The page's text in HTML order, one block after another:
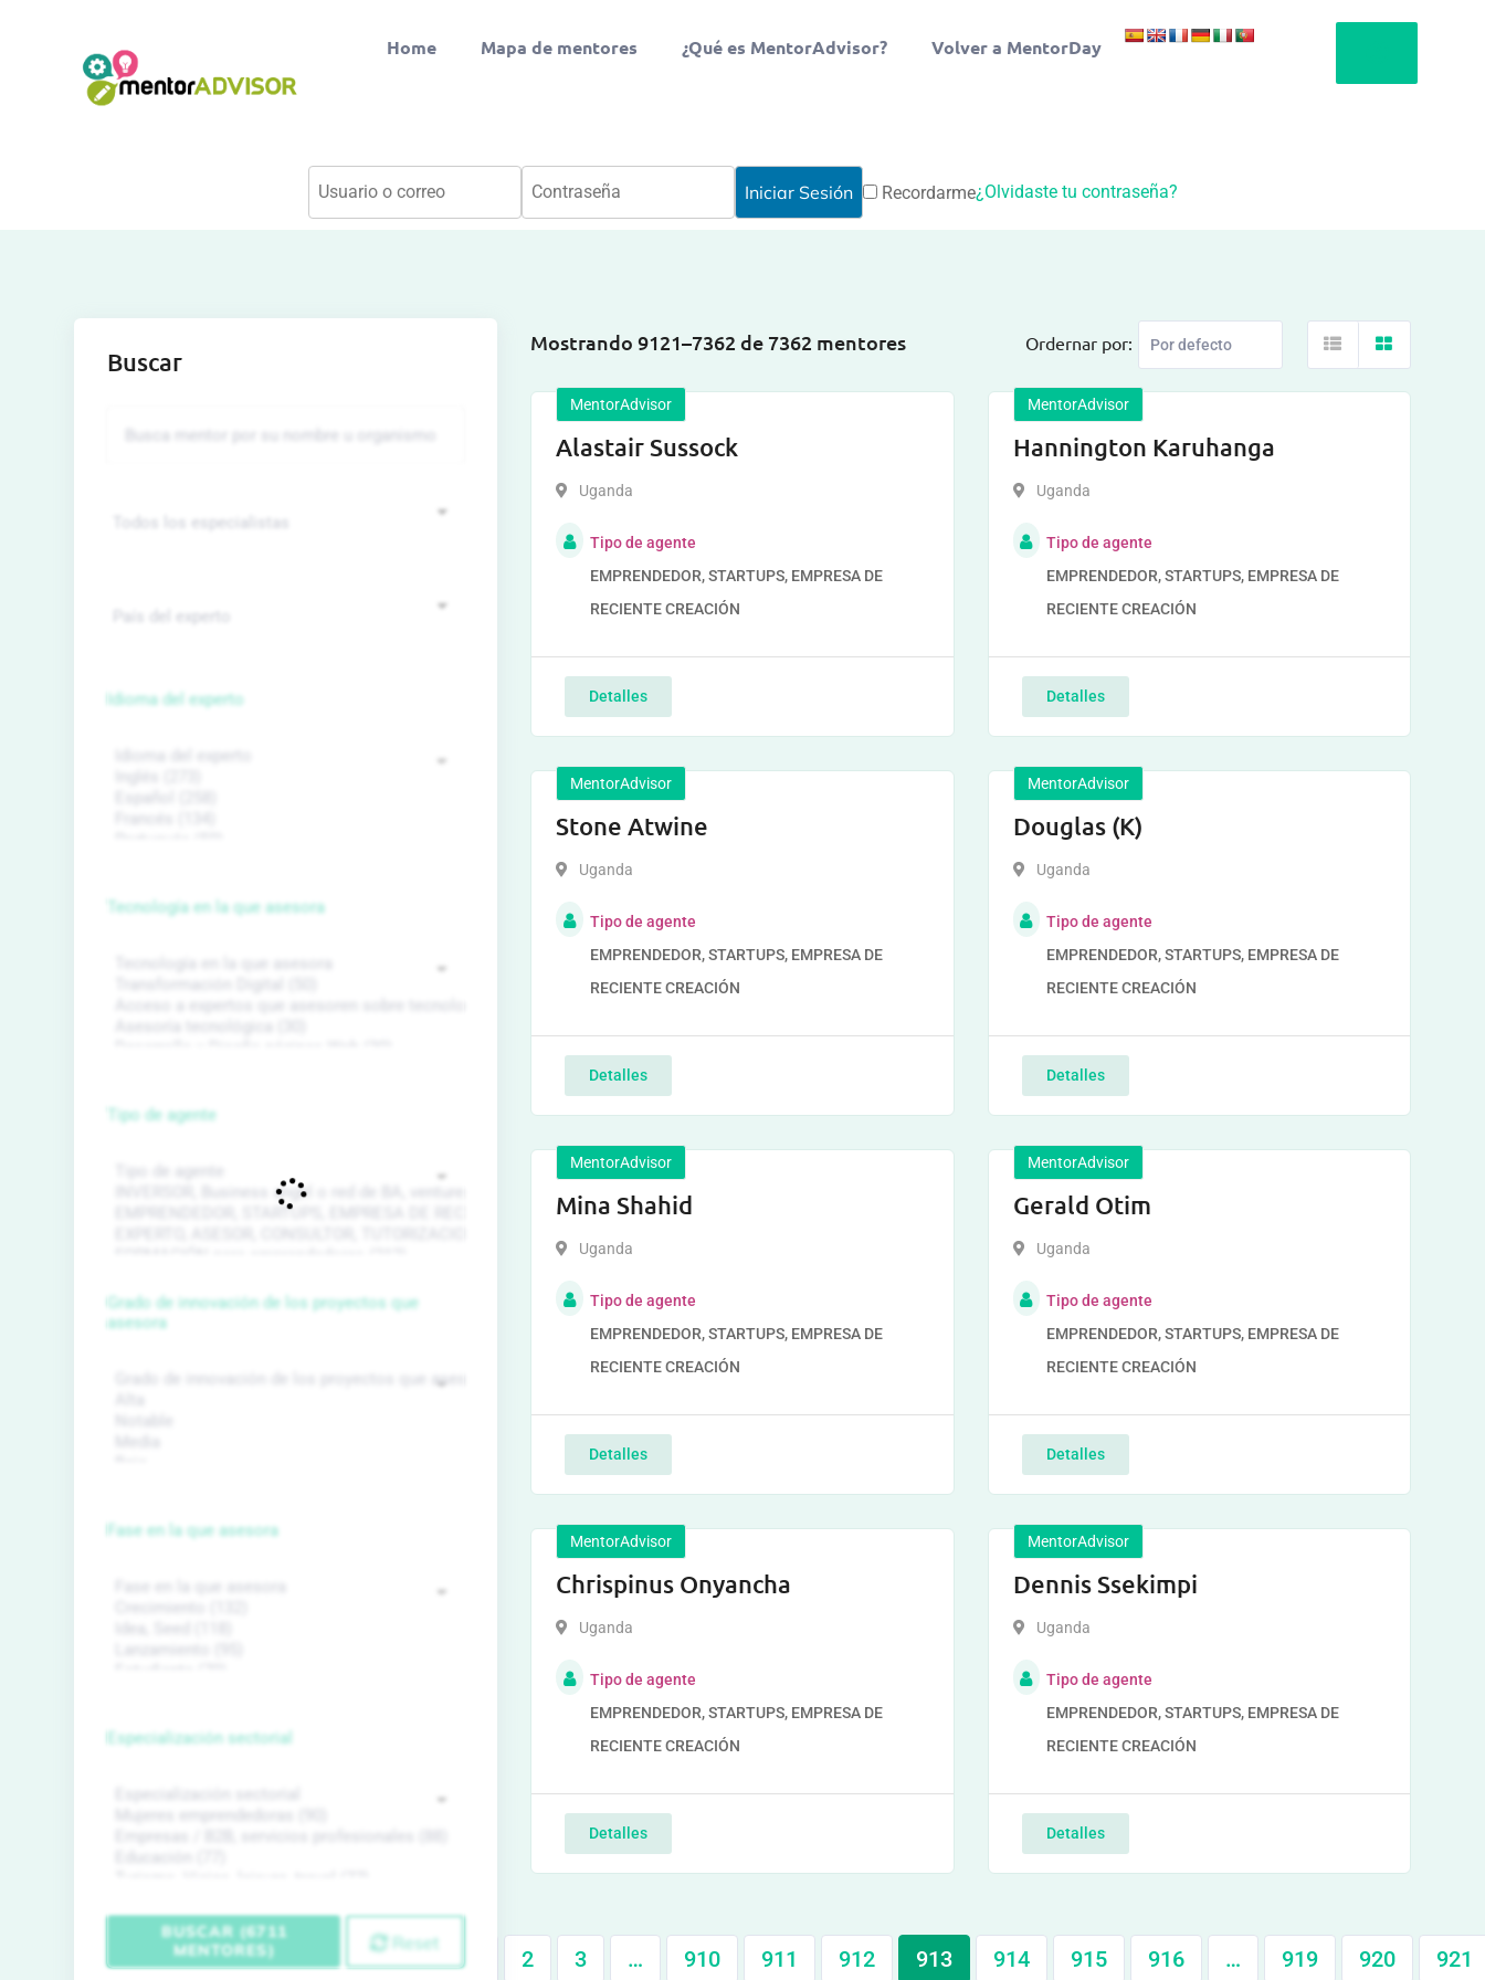
Home Mapa de mentores ¿Qué es MentorAdvisor? Volver a MentorDay
Recordarme¿Olvidaste tu contraseña?
Mostrando 9121–7362 de 7362 mentores Ordernar por:
MentorAdvisor
Alastair Sussock
Uganda
Tipo de agente
EMPRENDEDOR, STARTUPS, EMPRESA DE
RECIENTE CREACIÓN
Detalles
MentorAdvisor
Hannington Karuhanga
Uganda
Tipo de agente
EMPRENDEDOR, STARTUPS, EMPRESA DE
RECIENTE CREACIÓN
Detalles
MentorAdvisor
Stone Atwine
Uganda
Tipo de agente
EMPRENDEDOR, STARTUPS, EMPRESA DE
RECIENTE CREACIÓN
Detalles
MentorAdvisor
Douglas (K)
Uganda
Tipo de agente
EMPRENDEDOR, STARTUPS, EMPRESA DE
RECIENTE CREACIÓN
Detalles
MentorAdvisor
Mina Shahid
Uganda
Tipo de agente
EMPRENDEDOR, STARTUPS, EMPRESA DE
RECIENTE CREACIÓN
Detalles
MentorAdvisor
Gerald Otim
Uganda
Tipo de agente
EMPRENDEDOR, STARTUPS, EMPRESA DE
RECIENTE CREACIÓN
Detalles
MentorAdvisor
Chrispinus Onyancha
Uganda
Tipo de agente
EMPRENDEDOR, STARTUPS, EMPRESA DE
RECIENTE CREACIÓN
Detalles
MentorAdvisor
Dennis Ssekimpi
Uganda
Tipo de agente
EMPRENDEDOR, STARTUPS, EMPRESA DE
RECIENTE CREACIÓN
Detalles
← 2 3 … 910 911 912 913 914 915 916 … 919 920 921
Buscar
Idioma del experto
Tecnología en la que asesora
Tipo de agente
Grado de innovación de los proyectos que
asesora
Fase en la que asesora
Especialización sectorial
BUSCAR (6711
MENTORES)
Reset